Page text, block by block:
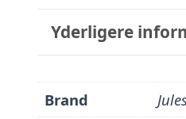
Yderligere
Brand